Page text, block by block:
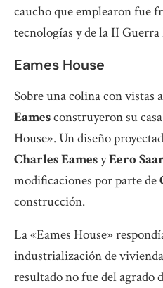
caucho que emplearon fue
tecnologías y de la II
Eames House
Sobre una colina con vistas
Eamesconstruyeron su
House». Un diseño
Charles EamesyEero
modificaciones por parte de
construcción.
La «Eames House»
industrialización de
resultado no fue del agrado